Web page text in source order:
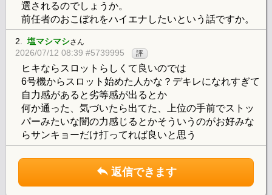
選されるのでしょうか。
前任者のおこぼれをハイエナしたいという話ですか。
2. 塩マシマシさん
2026/07/12 08:39 #5739995 評
ヒキならスロットらしくて良いのでは
6号機からスロット始めた人かな？デキレになれすぎて
自力感があると劣等感が出るとか
何か通った、気づいたら出てた、上位の手前でストッ
パーみたいな闇の力感じるとかそういうのがお好みな
らサンキョーだけ打ってれば良いと思う
返信できます